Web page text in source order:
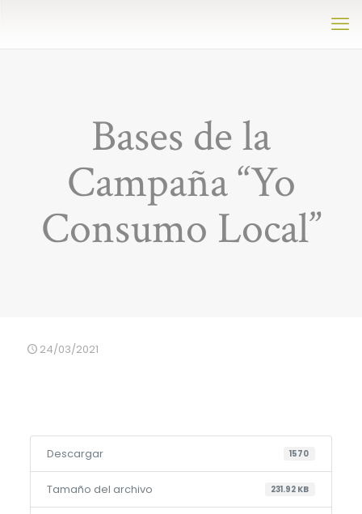
Bases de la
Campaña “Yo
Consumo Local”
24/03/2021
Descargar 1570
Tamaño del archivo 231.92 KB